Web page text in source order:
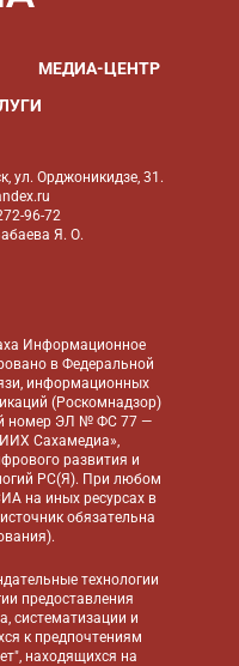
МЕДИА-ЦЕНТР
ул. Орджоникидзе, 31.
96-72
Я. О.
Информационное
в Федеральной
информационных
(Роскомнадзор)
номер ЭЛ № ФС 77 —
Сахамедиа»,
развития и
РС(Я). При любом
на иных ресурсах в
обязательна
).
технологии
предоставления
систематизации и
к предпочтениям
находящихся на